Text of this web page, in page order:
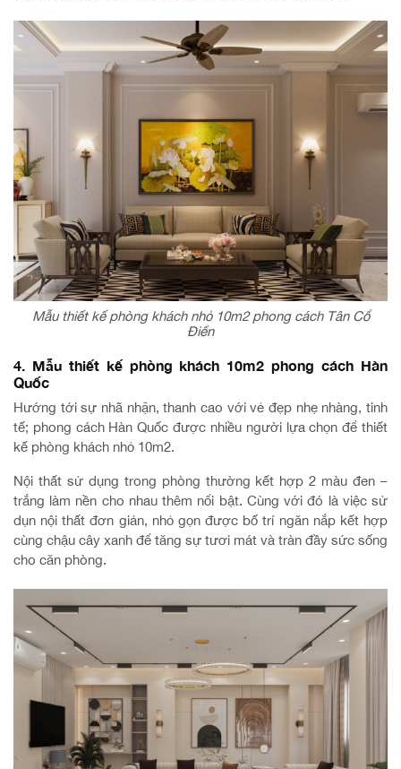
Mẫu thiết kế phòng khách nhỏ 10m2 phong cách Tân Cổ
Điển
4. Mẫu thiết kế phòng khách 10m2 phong cách Hàn
Quốc
Hướng tới sự nhã nhặn, thanh cao với vẻ đẹp nhẹ nhàng, tinh
tế; phong cách Hàn Quốc được nhiều người lựa chọn để thiết
kế phòng khách nhỏ 10m2.
Nội thất sử dụng trong phòng thường kết hợp 2 màu đen –
trắng làm nền cho nhau thêm nổi bật. Cùng với đó là việc sử
dụn nội thất đơn giản, nhỏ gọn được bố trí ngăn nắp kết hợp
cùng chậu cây xanh để tăng sự tươi mát và tràn đầy sức sống
cho căn phòng.